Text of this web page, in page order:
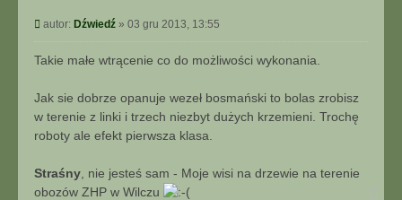
Post
autor: Dźwiedź » 03 gru 2013, 13:55
Takie małe wtrącenie co do możliwości wykonania.
Jak sie dobrze opanuje wezeł bosmański to bolas zrobisz
w terenie z linki i trzech niezbyt dużych krzemieni. Trochę
roboty ale efekt pierwsza klasa.
Straśny , nie jesteś sam - Moje wisi na drzewie na terenie
obozów ZHP w Wilczu